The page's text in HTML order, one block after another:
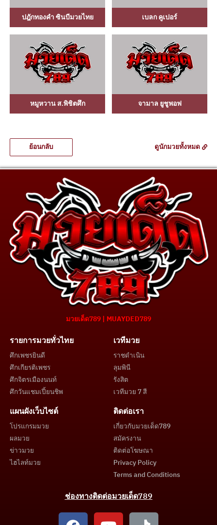
ปฎักทองคำ ซินบีมวยไทย เบลก คูเปอร์
หมูหวาน ส.พิชิตศึก จามาล ยูชูพอฟ
ย้อนกลับ ดูนักมวยทั้งหมด
มวยเด็ด789 | MUAYDED789
รายการมวยทั่วไทย
ศึกเพชรยินดี
ศึกเกียรติเพชร
ศึกจิตรเมืองนนท์
ศึกวันแชมเปี้ยนชิพ
เวทีมวย
ราชดำเนิน
ลุมพินี
รังสิต
เวทีมวย 7 สี
แผนผังเว็บไซต์
โปรแกรมมวย
ผลมวย
ข่าวมวย
ไฮไลท์มวย
ติดต่อเรา
เกี่ยวกับมวยเด็ด789
สมัครงาน
ติดต่อโฆษณา
Privacy Policy
Terms and Conditions
ช่องทางติดต่อมวยเด็ด789